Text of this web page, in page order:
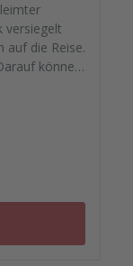
auf die Reise.
können